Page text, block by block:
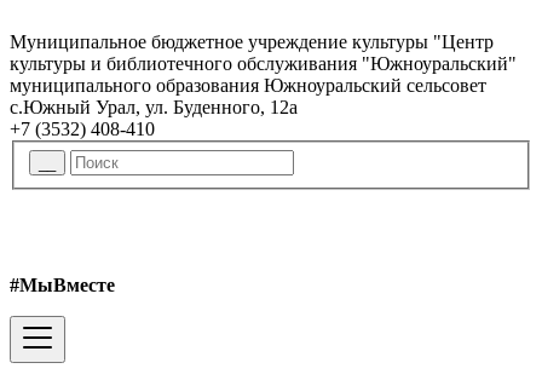
Муниципальное бюджетное учреждение культуры "Центр
культуры и библиотечного обслуживания "Южноуральский"
муниципального образования Южноуральский сельсовет
с.Южный Урал, ул. Буденного, 12а
+7 (3532) 408-410
#МыВместе